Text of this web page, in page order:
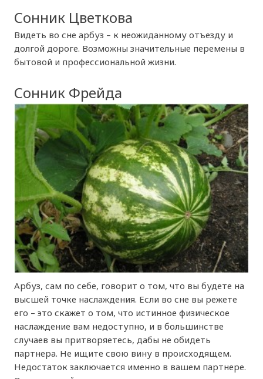
Сонник Цветкова
Видеть во сне арбуз – к неожиданному отъезду и
долгой дороге. Возможны значительные перемены в
бытовой и профессиональной жизни.
Сонник Фрейда
Арбуз, сам по себе, говорит о том, что вы будете на
высшей точке наслаждения. Если во сне вы режете
его – это скажет о том, что истинное физическое
наслаждение вам недоступно, и в большинстве
случаев вы притворяетесь, дабы не обидеть
партнера. Не ищите свою вину в происходящем.
Недостаток заключается именно в вашем партнере.